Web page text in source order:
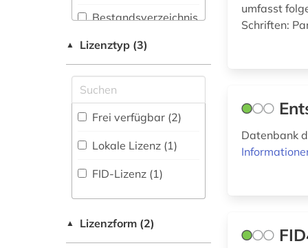
Pharmazie (0)
Elektrotechnik,
Elektronik,
Nachrichtentechnik (0)
Energietechnik (0)
Ethnologie (5)
Geographie (1)
Geowissenschaften
Germanistik.
dokumentenserver
(1)
drama (1)
dänemark (1)
dänisch-hallische
mission (1)
englisch (1)
enzyklopädie (1)
(1)
Bestandsverzeichnis
Buchhandelsverzeichnis
Disziplinäre
Forschungsdatenrepositorien
(0
Repositorien (0
▲ Lizenztyp (3)
Frei verfügbar (2)
Lokale Lizenz (1)
FID-Lizenz (1)
▲ Lizenzform (2)
umfasst
Schriften:
Datenbank